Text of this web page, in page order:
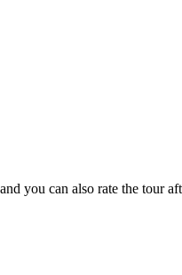
you can also rate the tour